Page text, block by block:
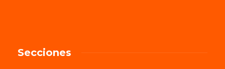
Secciones